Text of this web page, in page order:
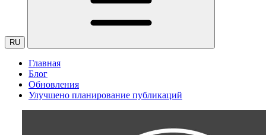
RU
Главная
Блог
Обновления
Улучшено планирование публикаций